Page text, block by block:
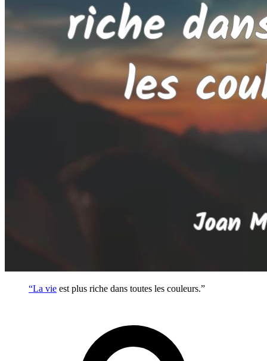
“La vie est plus riche dans toutes les couleurs.”